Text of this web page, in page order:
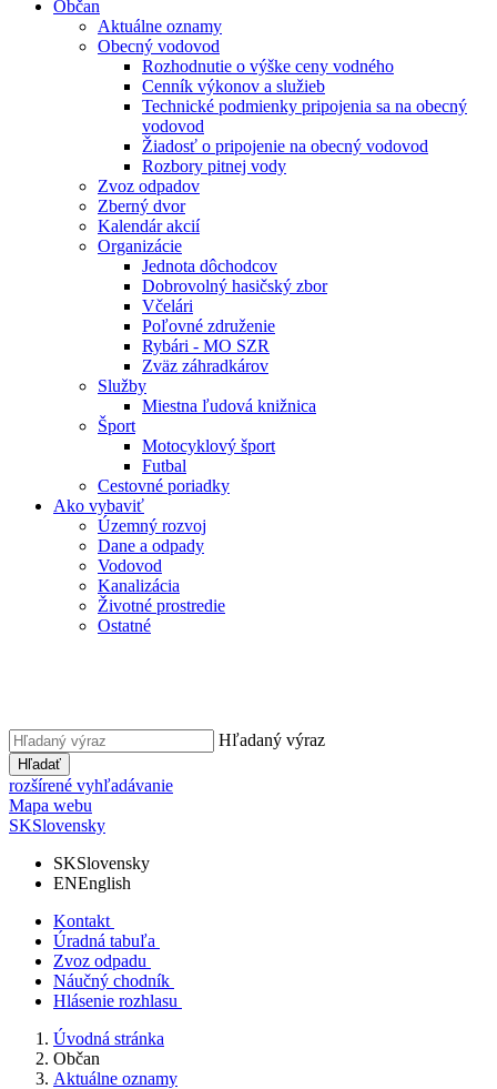
Občan
Aktuálne oznamy
Obecný vodovod
Rozhodnutie o výške ceny vodného
Cenník výkonov a služieb
Technické podmienky pripojenia sa na obecný
vodovod
Žiadosť o pripojenie na obecný vodovod
Rozbory pitnej vody
Zvoz odpadov
Zberný dvor
Kalendár akcií
Organizácie
Jednota dôchodcov
Dobrovolný hasičský zbor
Včelári
Poľovné združenie
Rybári - MO SZR
Zväz záhradkárov
Služby
Miestna ľudová knižnica
Šport
Motocyklový šport
Futbal
Cestovné poriadky
Ako vybaviť
Územný rozvoj
Dane a odpady
Vodovod
Kanalizácia
Životné prostredie
Ostatné
Hľadaný výraz
Hľadať
rozšírené vyhľadávanie
Mapa webu
SKSlovensky
SKSlovensky
ENEnglish
Kontakt
Úradná tabuľa
Zvoz odpadu
Náučný chodník
Hlásenie rozhlasu
Úvodná stránka
Občan
Aktuálne oznamy